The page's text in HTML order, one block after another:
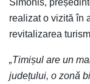
realizat o vizită în
revitalizarea
„Timișul are un
județului, o zonă